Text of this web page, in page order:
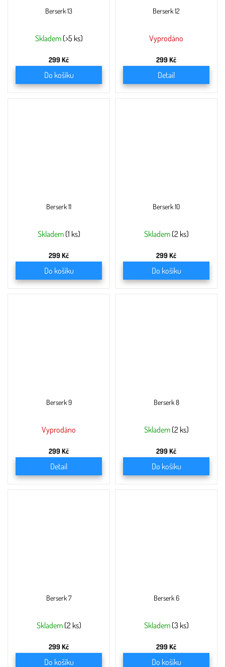
Berserk 13
Skladem (>5 ks)
299 Kč
Do košíku
Berserk 12
Vyprodáno
299 Kč
Detail
Berserk 11
Skladem (1 ks)
299 Kč
Do košíku
Berserk 10
Skladem (2 ks)
299 Kč
Do košíku
Berserk 9
Vyprodáno
299 Kč
Detail
Berserk 8
Skladem (2 ks)
299 Kč
Do košíku
Berserk 7
Skladem (2 ks)
299 Kč
Do košíku
Berserk 6
Skladem (3 ks)
299 Kč
Do košíku